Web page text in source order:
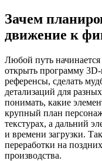
Зачем
движение к
Любой путь
открыть программу 3D-
референсы, сделать
детализаций для
понимать, какие
крупный план
текстурах, а дальний
и времени загрузки.
переработки на
производства.